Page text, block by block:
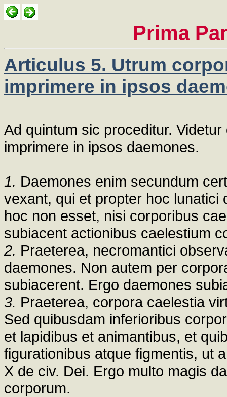
Prima
Articulus 5. Utrum
imprimere in ipsos
Ad quintum sic proceditur.
imprimere in ipsos daemones.
1. Daemones enim secundum
vexant, qui et propter hoc lunatici
hoc non esset, nisi corporibus
subiacent actionibus caelestium
2. Praeterea, necromantici
daemones. Non autem per
subiacerent. Ergo daemones
3. Praeterea, corpora caelestia
Sed quibusdam inferioribus
et lapidibus et animantibus, et
figurationibus atque figmentis, ut
X de civ. Dei. Ergo multo magis
corporum.